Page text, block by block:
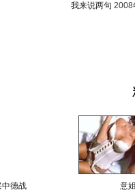
我来说两句 2008
中德战 意